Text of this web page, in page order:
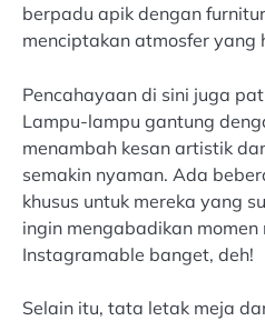
berpadu apik dengan
menciptakan atmosfer yang
Pencahayaan di sini juga
Lampu-lampu gantung
menambah kesan artistik
semakin nyaman. Ada
khusus untuk mereka yang
ingin mengabadikan
Instagramable banget, deh!
Selain itu, tata letak meja